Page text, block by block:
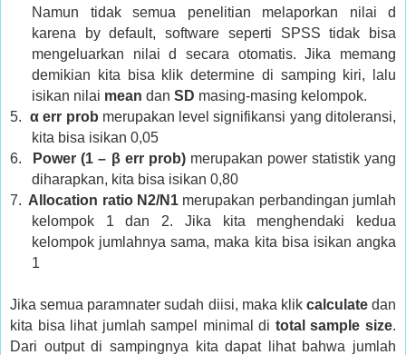
Namun tidak semua penelitian melaporkan nilai d
karena by default, software seperti SPSS tidak bisa
mengeluarkan nilai d secara otomatis. Jika memang
demikian kita bisa klik determine di samping kiri, lalu
isikan nilai mean dan SD masing-masing kelompok.
5. α err prob merupakan level signifikansi yang ditoleransi,
kita bisa isikan 0,05
6.
Power (1 – β err prob)merupakan power statistik yang
diharapkan, kita bisa isikan 0,80
7. Allocation ratio N2/N1 merupakan perbandingan jumlah
kelompok 1 dan 2. Jika kita menghendaki kedua
kelompok jumlahnya sama, maka kita bisa isikan angka
1
Jika semua paramnater sudah diisi, maka klik calculate dan
kita bisa lihat jumlah sampel minimal di total sample size.
Dari output di sampingnya kita dapat lihat bahwa jumlah